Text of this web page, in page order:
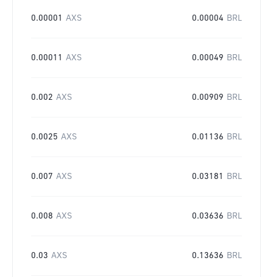
0.00001 AXS 0.00004 BRL
0.00011 AXS 0.00049 BRL
0.002 AXS 0.00909 BRL
0.0025 AXS 0.01136 BRL
0.007 AXS 0.03181 BRL
0.008 AXS 0.03636 BRL
0.03 AXS 0.13636 BRL